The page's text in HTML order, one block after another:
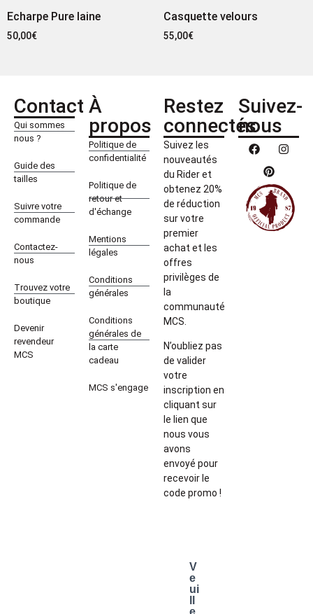
Echarpe Pure laine
50,00€
Casquette velours
55,00€
Contact
Qui sommes
nous ?
Guide des
tailles
Suivre votre
commande
Contactez-
nous
Trouvez votre
boutique
Devenir
revendeur
MCS
À
propos
Politique de
confidentialité
Politique de
retour et
d'échange
Mentions
légales
Conditions
générales
Conditions
générales de
la carte
cadeau
MCS s'engage
Restez
connectés
Suivez les
nouveautés
du Rider et
obtenez 20%
de réduction
sur votre
premier
achat et les
offres
privilèges de
la
communauté
MCS.
N’oubliez pas
de valider
votre
inscription en
cliquant sur
le lien que
nous vous
avons
envoyé pour
recevoir le
code promo !
V
e
ui
e
Suivez-
nous